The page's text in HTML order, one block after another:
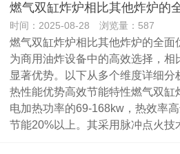
燃气双缸炸炉相比其他炸炉的
时间：2025-08-28 浏览量：587
燃气双缸炸炉相比其他炸炉的全面
为商用油炸设备中的高效选择，
显著优势。以下从多个维度详细
热性能优势‌高效节能特性‌燃气双缸
电加热功率的69-168kw，热效率
节能20%以上。其采用脉冲点火技